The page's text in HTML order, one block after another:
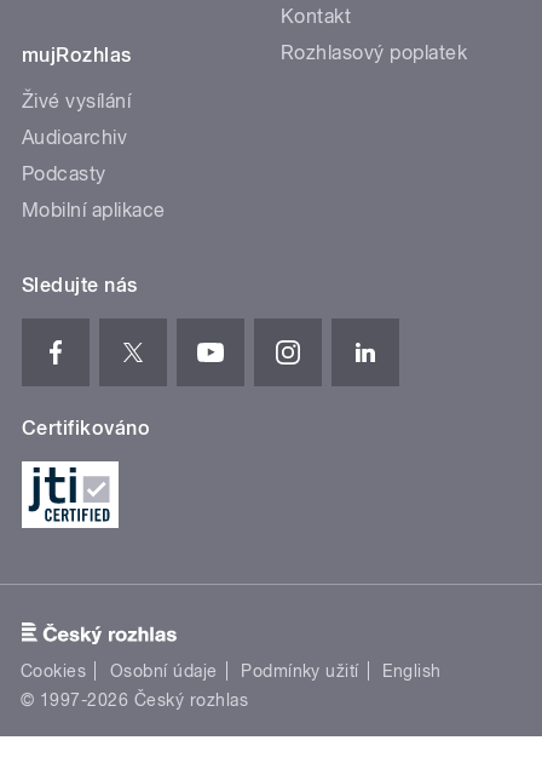
mujRozhlas
Živé vysílání
Audioarchiv
Podcasty
Mobilní aplikace
Kontakt
Rozhlasový poplatek
Sledujte nás
Certifikováno
Cookies Osobní údaje Podmínky užití
English
© 1997-2026 Český rozhlas